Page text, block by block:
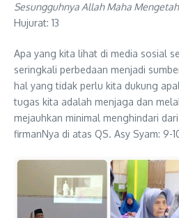
Sesungguhnya Allah Maha
Hujurat: 13
Apa yang kita lihat di media sosial
seringkali perbedaan menjadi
hal yang tidak perlu kita dukung
tugas kita adalah menjaga dan
mejauhkan minimal menghindari
firmanNya di atas QS. Asy Syam: 9-